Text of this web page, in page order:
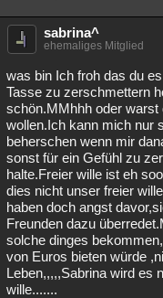
sabrina^
ehemaliges Mitglied
was bin Ich froh das du
Tasse zu zerschmettern
schön.MMhhh oder
wollen.Ich kann mich nur
beherschen wenn mir
sonst für ein Gefühl zu
halte.Freier wille ist eh
dies nicht unser freier
haben doch angst
Freunden dazu
solche dinges
von Euros bieten würde
Leben,,,,,Sabrina wird es
wille.......